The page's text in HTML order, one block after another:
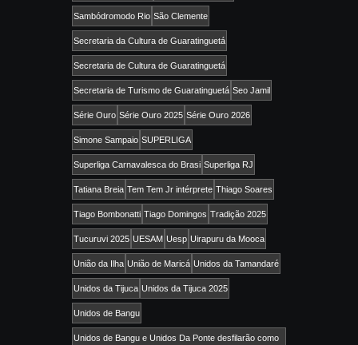
Sambódromodo Rio São Clemente
Secretaria da Cultura de Guaratinguetá
Secretaria de Cultura de Guaratinguetá
Secretaria de Turismo de Guaratinguetá Seo Jamil
Série Ouro Série Ouro 2025 Série Ouro 2026
Simone Sampaio SUPERLIGA
Superliga Carnavalesca do Brasi Superliga RJ
Tatiana Breia Tem Tem Jr intérprete Thiago Soares
Tiago Bombonatti Tiago Domingos Tradição 2025
Tucuruvi 2025 UESAM Uesp Uirapuru da Mooca
União da Ilha União de Maricá Unidos da Tamandaré
Unidos da Tijuca Unidos da Tijuca 2025
Unidos de Bangu
Unidos de Bangu e Unidos Da Ponte desfilarão como